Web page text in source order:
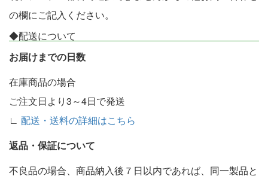
の欄にご記入ください。
◆配送について
お届けまでの日数
在庫商品の場合
ご注文日より3～4日で発送
∟ 配送・送料の詳細はこちら
返品・保証について
不良品の場合、商品納入後７日以内であれば、同一製品と